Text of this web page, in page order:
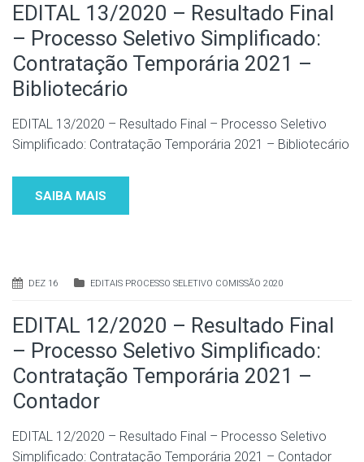
EDITAL 13/2020 – Resultado Final
– Processo Seletivo Simplificado:
Contratação Temporária 2021 –
Bibliotecário
EDITAL 13/2020 – Resultado Final – Processo Seletivo
Simplificado: Contratação Temporária 2021 – Bibliotecário
SAIBA MAIS
DEZ 16 EDITAIS PROCESSO SELETIVO COMISSÃO 2020
EDITAL 12/2020 – Resultado Final
– Processo Seletivo Simplificado:
Contratação Temporária 2021 –
Contador
EDITAL 12/2020 – Resultado Final – Processo Seletivo
Simplificado: Contratação Temporária 2021 – Contador